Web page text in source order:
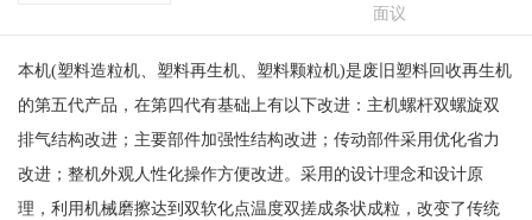
面议
本机(塑料造粒机、塑料再生机、塑料颗粒机)是废旧塑料回收再生机
的第五代产品，在第四代有基础上有以下改进：主机螺杆双螺旋双
排气结构改进；主要部件加强性结构改进；传动部件采用优化省力
改进；整机外观人性化操作方便改进。采用的设计理念和设计原
理，利用机械磨擦达到双软化点温度双搓成条状成粒，改变了传统